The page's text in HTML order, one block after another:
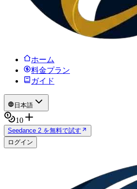
ホーム
料金プラン
ガイド
日本語
10
Seedance 2 を無料で試す
ログイン